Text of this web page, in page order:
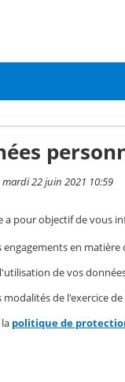
mardi 22 juin 2021 10:59
a pour objectif de vous
engagements en
de vos
modalités de l'exercice
politique de